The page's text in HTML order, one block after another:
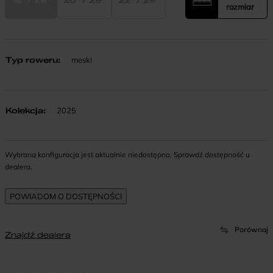
rozmiar
Typ roweru: meski
Kolekcja: 2025
Wybrana konfiguracja jest aktualnie niedostępna. Sprawdź dostępność u
dealera.
Porównaj
Znajdź dealera